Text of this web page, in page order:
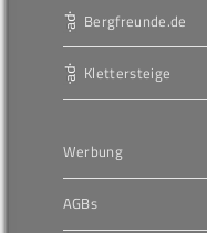
Bergfreunde.de
Klettersteige
Werbung
AGBs